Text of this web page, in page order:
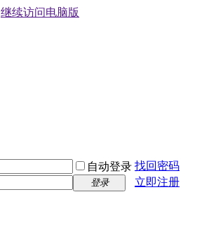
继续访问电脑版
自动登录 找回密码
登录 立即注册